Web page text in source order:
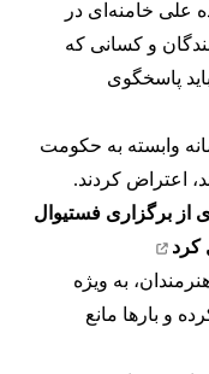
علی خامنه‌ای در
و کسانی که
پاسخگوی
وابسته به حکومت
اعتراض کردند.
از برگزاری فستیوال
کرد
به ویژه
و بارها مانع